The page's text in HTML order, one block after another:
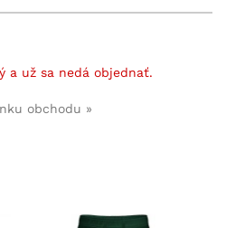
a už sa nedá objednať.
obchodu »